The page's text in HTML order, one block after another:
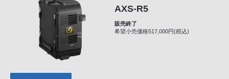
AXS-R5
販売終了
希望小売価格517,000円(税込)